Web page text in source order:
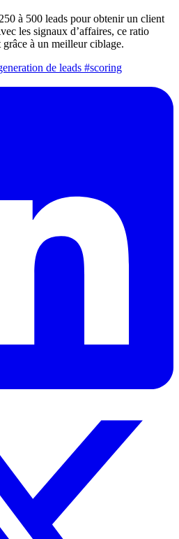
à 500 leads pour obtenir un client
les signaux d’affaires, ce ratio
grâce à un meilleur ciblage.
de leads #scoring